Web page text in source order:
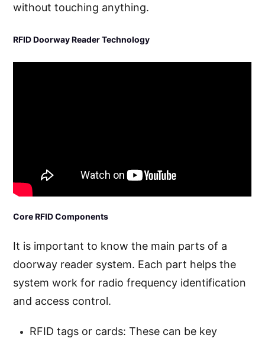
without touching anything.
RFID Doorway Reader Technology
Core RFID Components
It is important to know the main parts of a
doorway reader system. Each part helps the
system work for radio frequency identification
and access control.
RFID tags or cards: These can be key